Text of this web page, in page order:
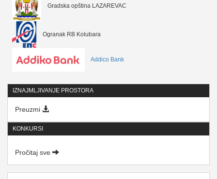
Gradska opština LAZAREVAC
Ogranak RB Kolubara
Addico Bank
IZNAJMLJIVANJE PROSTORA
Preuzmi
KONKURSI
Pročitaj sve